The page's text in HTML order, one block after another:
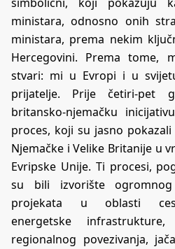
simbolični, koji pokazuju
ministara, odnosno onih
ministara, prema nekim
Hercegovini. Prema tome,
stvari: mi u Evropi i u
prijatelje. Prije četiri-pet
britansko-njemačku
proces, koji su jasno
Njemačke i Velike Britanije u
Evripske Unije. Ti procesi,
su bili izvorište
projekata u oblasti
energetske
regionalnog povezivanja,